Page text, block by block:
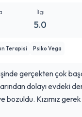
İlgi
5.0
Terapisi Psiko Vega
gerçekten çok
dolayı evdeki
bozuldu. Kızımız
günler geçirdi.